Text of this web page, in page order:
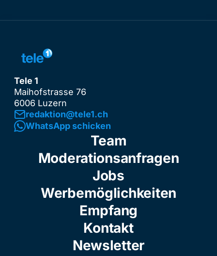
Tele 1
Maihofstrasse 76
6006 Luzern
redaktion@tele1.ch
WhatsApp schicken
Team
Moderationsanfragen
Jobs
Werbemöglichkeiten
Empfang
Kontakt
Newsletter